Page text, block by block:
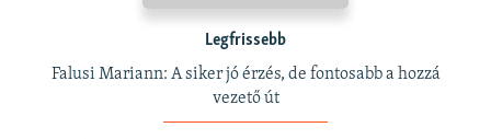
Legfrissebb
Falusi Mariann: A siker jó érzés, de fontosabb a hozzá
vezető út